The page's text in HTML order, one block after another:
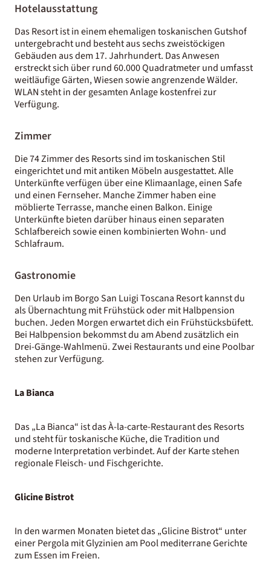
Hotelausstattung
Das Resort ist in einem ehemaligen toskanischen Gutshof
untergebracht und besteht aus sechs zweistöckigen
Gebäuden aus dem 17. Jahrhundert. Das Anwesen
erstreckt sich über rund 60.000 Quadratmeter und umfasst
weitläufige Gärten, Wiesen sowie angrenzende Wälder.
WLAN steht in der gesamten Anlage kostenfrei zur
Verfügung.
Zimmer
Die 74 Zimmer des Resorts sind im toskanischen Stil
eingerichtet und mit antiken Möbeln ausgestattet. Alle
Unterkünfte verfügen über eine Klimaanlage, einen Safe
und einen Fernseher. Manche Zimmer haben eine
möblierte Terrasse, manche einen Balkon. Einige
Unterkünfte bieten darüber hinaus einen separaten
Schlafbereich sowie einen kombinierten Wohn- und
Schlafraum.
Gastronomie
Den Urlaub im Borgo San Luigi Toscana Resort kannst du
als Übernachtung mit Frühstück oder mit Halbpension
buchen. Jeden Morgen erwartet dich ein Frühstücksbüfett.
Bei Halbpension bekommst du am Abend zusätzlich ein
Drei-Gänge-Wahlmenü. Zwei Restaurants und eine Poolbar
stehen zur Verfügung.
La Bianca
Das „La Bianca“ ist das À-la-carte-Restaurant des Resorts
und steht für toskanische Küche, die Tradition und
moderne Interpretation verbindet. Auf der Karte stehen
regionale Fleisch- und Fischgerichte.
Glicine Bistrot
In den warmen Monaten bietet das „Glicine Bistrot“ unter
einer Pergola mit Glyzinien am Pool mediterrane Gerichte
zum Essen im Freien.